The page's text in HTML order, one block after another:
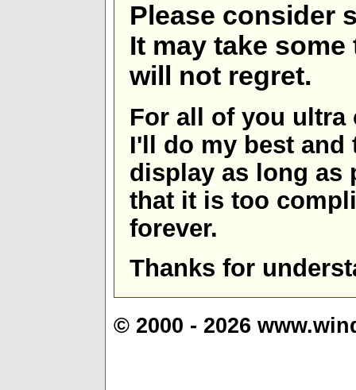
Please consider
It may take
will not regret.
For all of you ultra
I'll do my best and
display as long as
that it is too
forever.
Thanks for
© 2000 - 2026